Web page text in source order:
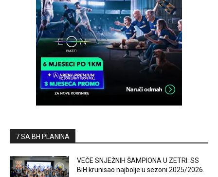
7 SA BH PLANINA
VEČE SNJEŽNIH ŠAMPIONA U ZETRI: SS
BiH krunisao najbolje u sezoni 2025/2026.